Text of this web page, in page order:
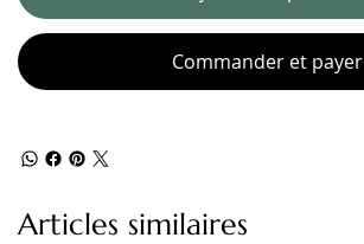
Commander et payer
Articles similaires